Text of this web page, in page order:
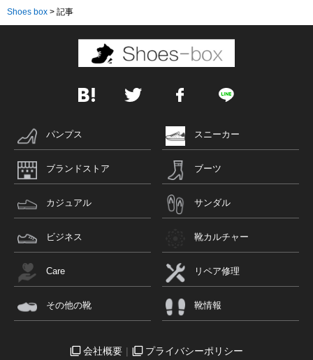
Shoes box > 記事
パンプス スニーカー
ブランドストア ブーツ
カジュアル サンダル
ビジネス 靴カルチャー
Care リペア修理
その他の靴 靴情報
会社概要 プライバシーポリシー